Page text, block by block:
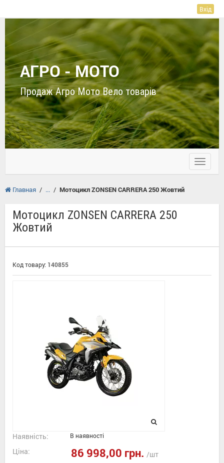
Вхід
АГРО - МОТО
Продаж Агро Мото Вело товарів
Toggle
Главная / / Мотоцикл ZONSEN CARRERA 250 Жовтий
Мотоцикл ZONSEN CARRERA 250
Жовтий
Код товару: 140855
Наявність: В наявності
Ціна: 86 998,00 грн. /шт